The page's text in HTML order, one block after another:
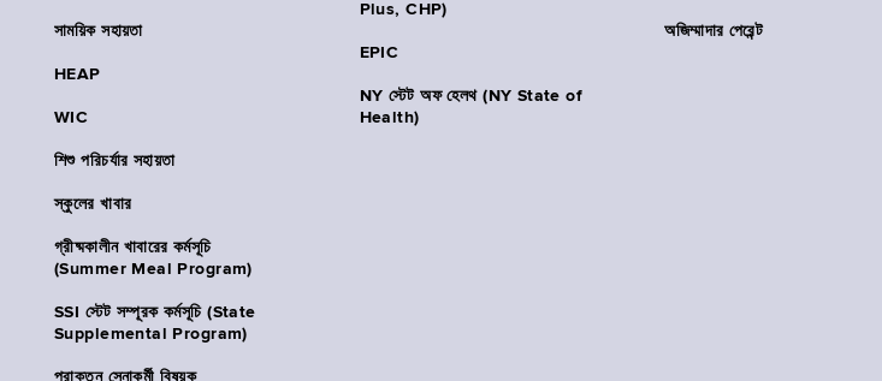
সাময়িক সহায়তা
HEAP
WIC
শিশু পরিচর্যার সহায়তা
স্কুলের খাবার
গ্রীষ্মকালীন খাবারের কর্মসূচি
(Summer Meal Program)
SSI স্টেট সম্পূরক কর্মসূচি (State
Supplemental Program)
প্রাক্তন সেনাকর্মী বিষয়ক
Plus, CHP)
EPIC
NY স্টেট অফ হেলথ (NY State of
Health)
অজিম্মাদার পেরেন্ট